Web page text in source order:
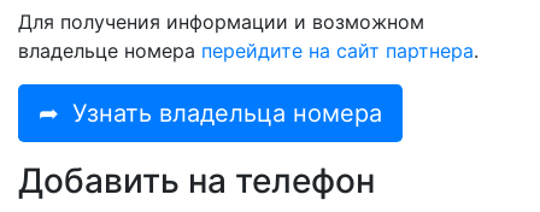
Для получения информации и возможном
владельце номера перейдите на сайт партнера.
➦ Узнать владельца номера
Добавить на телефон